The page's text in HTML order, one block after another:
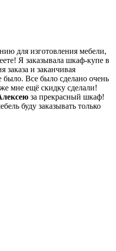
для изготовления мебели,
Я заказывала шкаф-купе в
заказа и заканчивая
Все было сделано очень
мне ещё скидку сделали!
за прекрасный шкаф!
буду заказывать только